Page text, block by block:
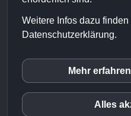
webdesign (c) google
Erwin Rastetter -
Weitere Infos dazu
Datenschutzerklärung.
Google Fonts
Mehr
Alles